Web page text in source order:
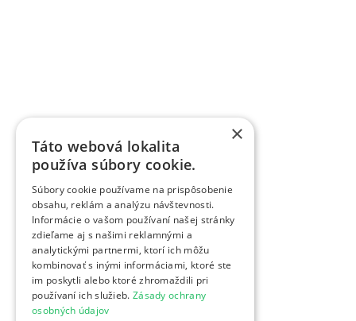
×
Táto webová lokalita
používa súbory cookie.
Súbory cookie používame na prispôsobenie
obsahu, reklám a analýzu návštevnosti.
Informácie o vašom používaní našej stránky
zdieľame aj s našimi reklamnými a
analytickými partnermi, ktorí ich môžu
kombinovať s inými informáciami, ktoré ste
im poskytli alebo ktoré zhromaždili pri
používaní ich služieb. Zásady ochrany
osobných údajov